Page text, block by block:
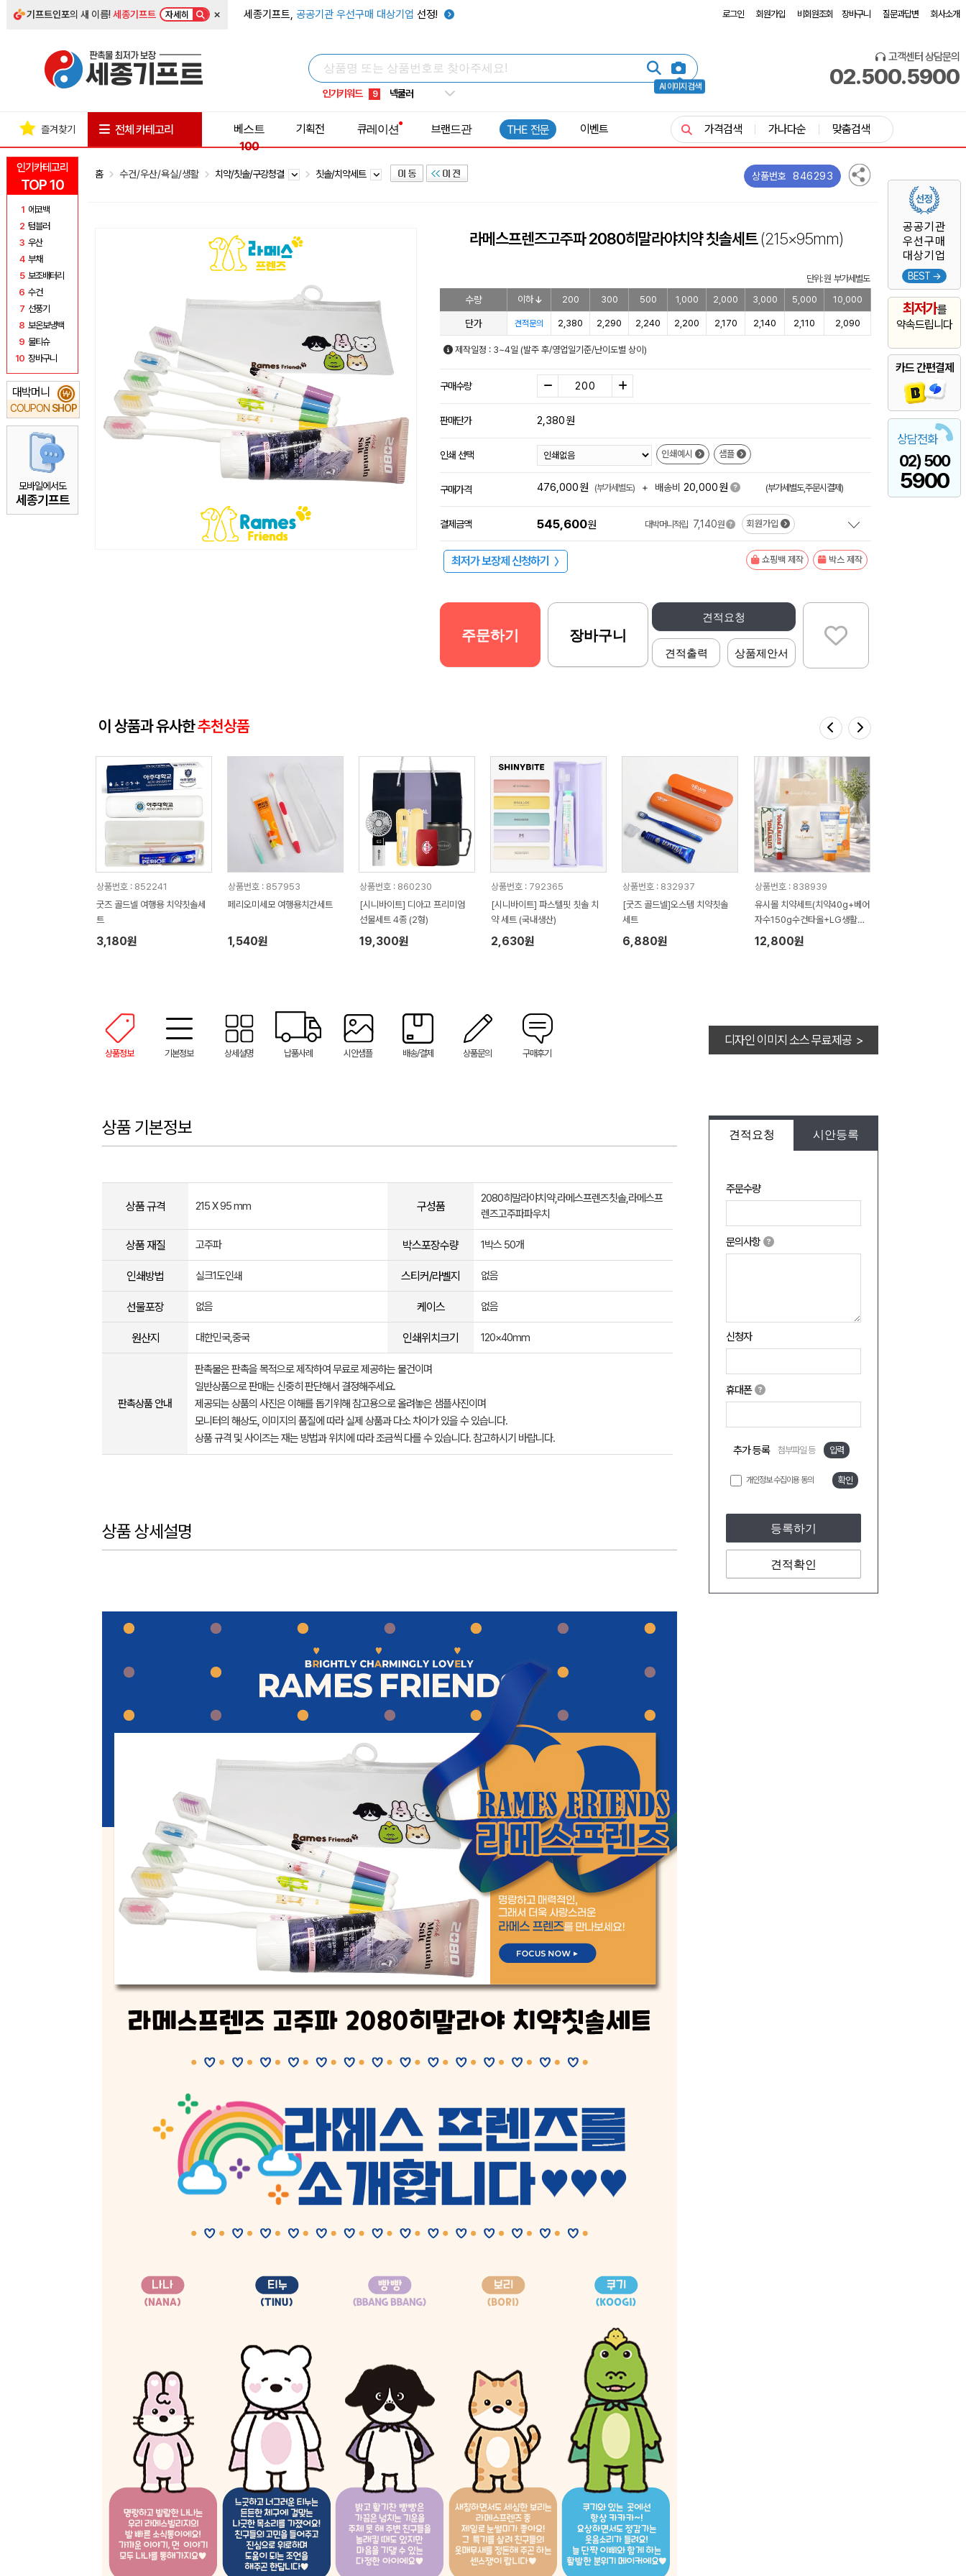
기프트인포의 새 이름!세종기프트 자세히 × 세종기프트, 공공기관 우선구매 대상기업 선정! 로그인 회원가입 비회원조회 장바구니 질문과답변 회사소개
AI 이미지 검색
인기키워드
5 키캡
8 쿨토시
9 넥쿨러
1 선풍기
고객센터 상담문의
02.500.5900
인기카테고리
TOP 10
1 에코백
2 텀블러
3 우산
4 부채
5 보조배터리
6 수건
7 선풍기
8 보온보냉백
9 물티슈
10 장바구니
대박머니
COUPON SHOP
₩
모바일에서도
세종기프트
공공기관
우선구매
대상기업
BEST →
최저가를
약속드립니다
카드 간편결제
상담전화
02) 500
5900
즐겨찾기 전체 카테고리
베스트
100
기획전 큐레이션 브랜드관 THE 전문 이벤트 가격검색 가나다순 맞춤검색
홈 수건/우산/욕실/생활 치약/칫솔/구강청결 칫솔/치약세트 상품번호 846293
라메스프렌즈고주파 2080히말라야치약 칫솔세트(215×95mm)
단위: 원 부가세별도
수량 이하 200 300 500 1,000 2,000 3,000 5,000 10,000
단가 견적문의 2,380 2,290 2,240 2,200 2,170 2,140 2,110 2,090
제작일정 : 3~4일 (발주 후/영업일기준/난이도별 상이)
구매수량
판매단가 2,380원
인쇄 선택 인쇄예시 샘플
구매가격 476,000원 (부가세별도) + 배송비 20,000원 (부가세별도,주문시결제)
결제금액 545,600원 대박머니적립 7,140원 회원가입
최저가 보장제 신청하기 〉 쇼핑백 제작 박스 제작
견적요청
견적출력 상품제안서
주문하기 장바구니
이 상품과 유사한추천상품
상품번호 : 852241
굿즈 골드넬 여행용 치약칫솔세
트
3,180원
상품번호 : 857953
페리오미세모 여행용치간세트
1,540원
상품번호 : 860230
[시니바이트] 디아고 프리미엄
선물세트 4종 (2형)
19,300원
상품번호 : 792365
[시니바이트] 파스텔핏 칫솔 치
약 세트 (국내생산)
2,630원
상품번호 : 832937
[굿즈 골드넬]오스템 치약칫솔
세트
6,880원
상품번호 : 838939
유시몰 치약세트(치약40g+베어
자수150g수건타올+LG생활건
강 퓨어더마 선크림50g)
12,800원
상품정보 기본정보 상세설명 납품사례 시안샘플 배송/결제 상품문의 구매후기
디자인 이미지 소스 무료제공 >
견적요청 시안등록
주문수량
문의사항
신청자
휴대폰
추가 등록 첨부파일 등 입력
개인정보 수집이용 동의 확인
등록하기
견적확인
상품 기본정보
상품 규격 215 X 95 mm 구성품
2080히말라야치약,라메스프렌즈칫솔,라메스프
렌즈고주파파우치
상품 재질 고주파 박스포장수량 1박스 50개
인쇄방법 실크1도인쇄 스티커/라벨지 없음
선물포장 없음 케이스 없음
원산지 대한민국,중국 인쇄위치크기 120×40mm
판촉상품 안내
판촉물은 판촉을 목적으로 제작하여 무료로 제공하는 물건이며
일반상품으로 판매는 신중히 판단해서 결정해주세요.
제공되는 상품의 사진은 이해를 돕기위해 참고용으로 올려놓은 샘플사진이며
모니터의 해상도, 이미지의 품질에 따라 실제 상품과 다소 차이가 있을 수 있습니다.
상품 규격 및 사이즈는 재는 방법과 위치에 따라 조금씩 다를 수 있습니다. 참고하시기 바랍니다.
상품 상세설명